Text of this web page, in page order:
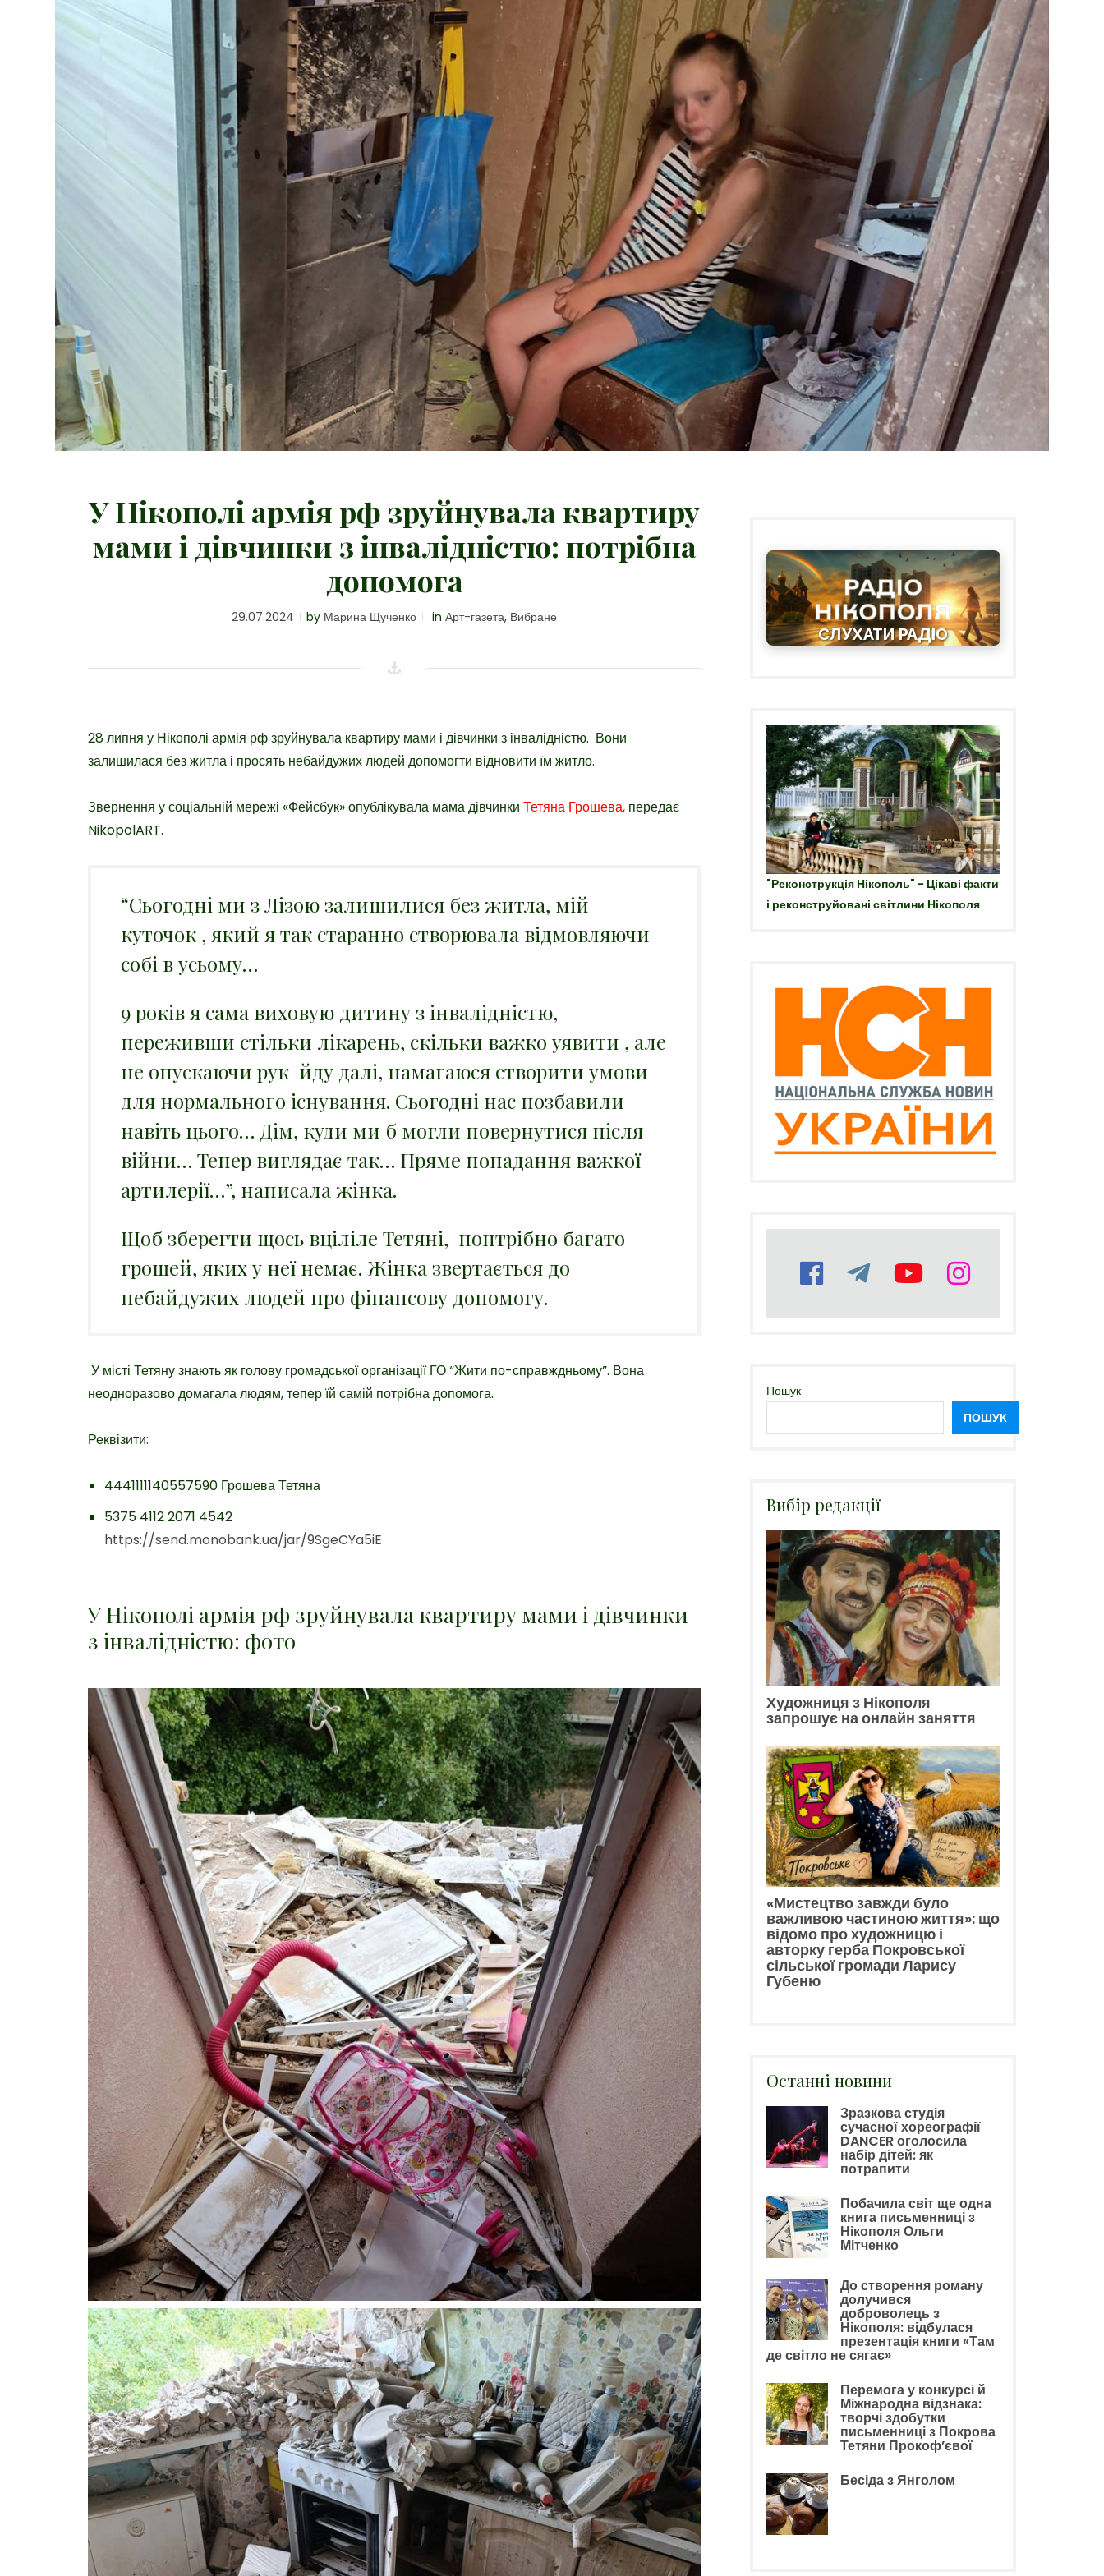
У Нікополі армія рф зруйнувала квартиру
мами і дівчинки з інвалідністю: потрібна
допомога
29.07.2024 by Марина Щученко inАрт-газета, Вибране
28 липня у Нікополі армія рф зруйнувала квартиру мами і дівчинки з інвалідністю. Вони
залишилася без житла і просять небайдужих людей допомогти відновити їм житло.
Звернення у соціальній мережі «Фейсбук» опублікувала мама дівчинки Тетяна Грошева, передає
NikopolART.
“Сьогодні ми з Лізою залишилися без житла, мій
куточок , який я так старанно створювала відмовляючи
собі в усьому…
9 років я сама виховую дитину з інвалідністю,
переживши стільки лікарень, скільки важко уявити , але
не опускаючи рук йду далі, намагаюся створити умови
для нормального існування. Сьогодні нас позбавили
навіть цього… Дім, куди ми б могли повернутися після
війни… Тепер виглядає так… Пряме попадання важкої
артилерії…”, написала жінка.
Щоб зберегти щось вціліле Тетяні, поптрібно багато
грошей, яких у неї немає. Жінка звертається до
небайдужих людей про фінансову допомогу.
У місті Тетяну знають як голову громадської організації ГО “Жити по-справждньому”. Вона
неодноразово домагала людям, тепер їй самій потрібна допомога.
Реквізити:
4441111140557590 Грошева Тетяна
5375 4112 2071 4542
https://send.monobank.ua/jar/9SgeCYa5iE
У Нікополі армія рф зруйнувала квартиру мами і дівчинки
з інвалідністю: фото
СЛУХАТИ РАДІО
"Реконструкція Нікополь" - Цікаві факти
і реконструйовані світлини Нікополя
Пошук
ПОШУК
Вибір редакції
Художниця з Нікополя
запрошує на онлайн заняття
«Мистецтво завжди було
важливою частиною життя»: що
відомо про художницю і
авторку герба Покровської
сільської громади Ларису
Губеню
Останні новини
Зразкова студія
сучасної хореографії
DANCER оголосила
набір дітей: як
потрапити
Побачила світ ще одна
книга письменниці з
Нікополя Ольги
Мітченко
До створення роману
долучився
доброволець з
Нікополя: відбулася
презентація книги «Там
де світло не сягає»
Перемога у конкурсі й
Міжнародна відзнака:
творчі здобутки
письменниці з Покрова
Тетяни Прокоф’євої
Бесіда з Янголом